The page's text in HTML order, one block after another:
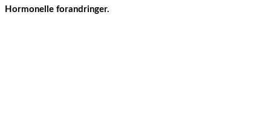
Hormonelle forandringer.